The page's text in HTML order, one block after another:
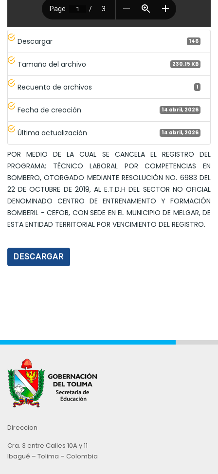
Descargar 146
Tamaño del archivo 230.15 KB
Recuento de archivos 1
Fecha de creación 14 abril, 2026
Última actualización 14 abril, 2026
POR MEDIO DE LA CUAL SE CANCELA EL REGISTRO DEL
PROGRAMA: TÉCNICO LABORAL POR COMPETENCIAS EN
BOMBERO, OTORGADO MEDIANTE RESOLUCIÓN NO. 6983 DEL
22 DE OCTUBRE DE 2019, AL E.T.D.H DEL SECTOR NO OFICIAL
DENOMINADO CENTRO DE ENTRENAMIENTO Y FORMACIÓN
BOMBERIL - CEFOB, CON SEDE EN EL MUNICIPIO DE MELGAR, DE
ESTA ENTIDAD TERRITORIAL POR VENCIMIENTO DEL REGISTRO.
DESCARGAR
Direccion
Cra. 3 entre Calles 10A y 11
Ibagué – Tolima – Colombia